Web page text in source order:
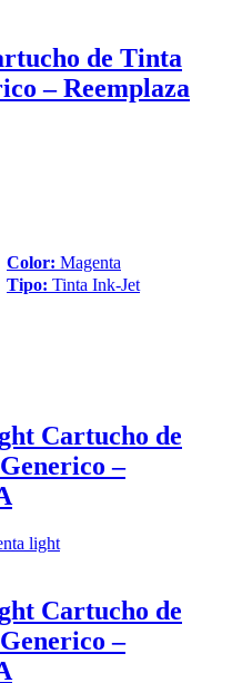
de Tinta
– Reemplaza
Color: Magenta
Tipo: Tinta Ink-Jet
Cartucho de
–
Cartucho de
–